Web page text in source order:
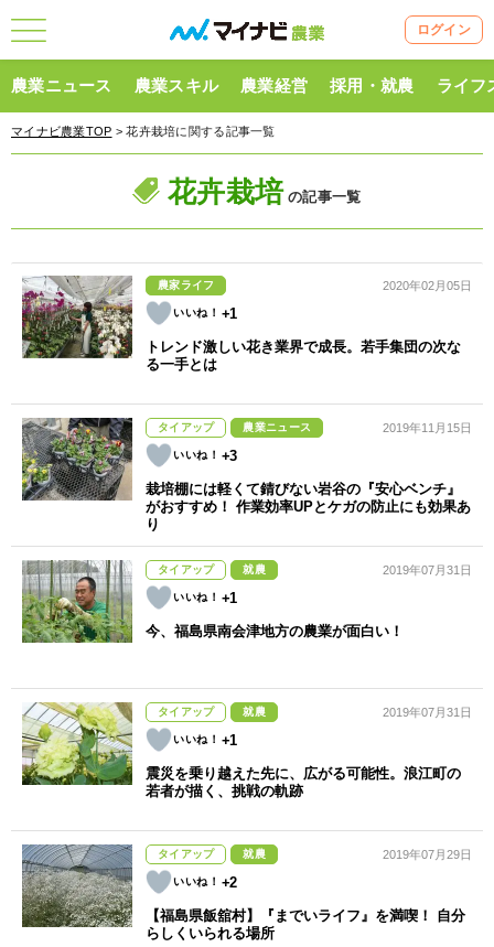
ログイン
農業ニュース 農業スキル 農業経営 採用・就農 ライフ
マイナビ農業TOP > 花卉栽培に関する記事一覧
花卉栽培 の記事一覧
農家ライフ
+1
2020年02月05日
トレンド激しい花き業界で成長。若手集団の次な
る一手とは
タイアップ 農業ニュース
+3
2019年11月15日
栽培棚には軽くて錆びない岩谷の『安心ベンチ』
がおすすめ！ 作業効率UPとケガの防止にも効果あ
り
タイアップ 就農
+1
2019年07月31日
今、福島県南会津地方の農業が面白い！
タイアップ 就農
+1
2019年07月31日
震災を乗り越えた先に、広がる可能性。浪江町の
若者が描く、挑戦の軌跡
タイアップ 就農
+2
2019年07月29日
【福島県飯舘村】『までいライフ』を満喫！ 自分
らしくいられる場所